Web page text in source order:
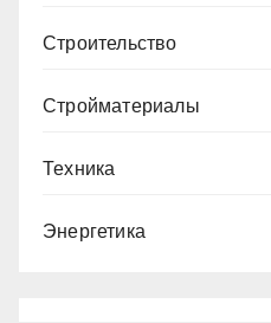
Строительство
Стройматериалы
Техника
Энергетика